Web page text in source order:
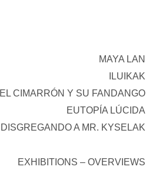
MAYA LAN
ILUIKAK
EL CIMARRÓN Y SU FANDANGO
EUTOPÍA LÚCIDA
DISGREGANDO A MR. KYSELAK
EXHIBITIONS – OVERVIEWS